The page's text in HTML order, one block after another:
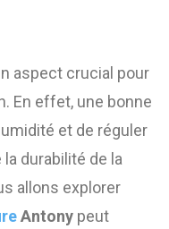
aspect crucial pour
En effet, une bonne
et de réguler
durabilité de la
allons explorer
Antony peut